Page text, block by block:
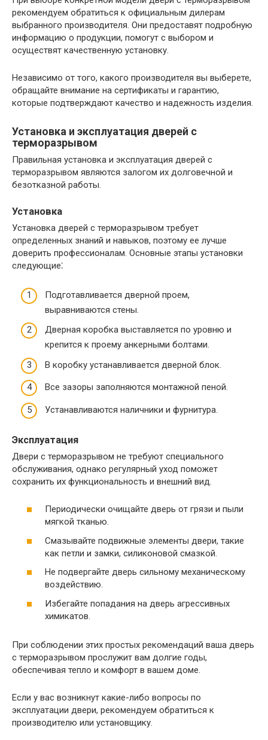
рекомендуем обратиться к официальным дилерам
выбранного производителя.​ Они предоставят подробную
информацию о продукции, помогут с выбором и
осуществят качественную установку.
Независимо от того, какого производителя вы выберете,
обращайте внимание на сертификаты и гарантию,
которые подтверждают качество и надежность изделия.​
Установка и эксплуатация дверей с
терморазрывом
Правильная установка и эксплуатация дверей с
терморазрывом являются залогом их долговечной и
безотказной работы.
Установка
Установка дверей с терморазрывом требует
определенных знаний и навыков, поэтому ее лучше
доверить профессионалам.​ Основные этапы установки
следующие⁚
Подготавливается дверной проем,
выравниваются стены.​
Дверная коробка выставляется по уровню и
крепится к проему анкерными болтами.
В коробку устанавливается дверной блок.​
Все зазоры заполняются монтажной пеной.​
Устанавливаются наличники и фурнитура.
Эксплуатация
Двери с терморазрывом не требуют специального
обслуживания, однако регулярный уход поможет
сохранить их функциональность и внешний вид.​
Периодически очищайте дверь от грязи и пыли
мягкой тканью.​
Смазывайте подвижные элементы двери, такие
как петли и замки, силиконовой смазкой.
Не подвергайте дверь сильному механическому
воздействию.
Избегайте попадания на дверь агрессивных
химикатов.​
При соблюдении этих простых рекомендаций ваша дверь
с терморазрывом прослужит вам долгие годы,
обеспечивая тепло и комфорт в вашем доме.​
Если у вас возникнут какие-либо вопросы по
эксплуатации двери, рекомендуем обратиться к
производителю или установщику.